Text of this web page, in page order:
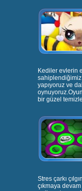
Kediler evlerin
sahiplendiğimiz
yapıyoruz ve
bir güzel
Stres çarkı
çıkmaya